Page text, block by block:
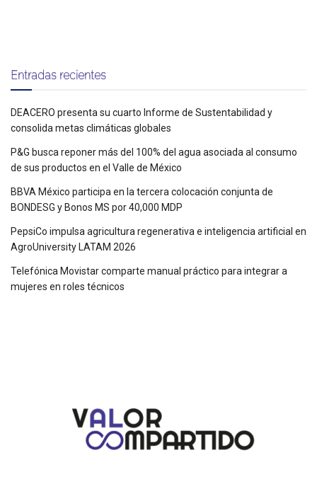
Entradas recientes
DEACERO presenta su cuarto Informe de Sustentabilidad y
consolida metas climáticas globales
P&G busca reponer más del 100% del agua asociada al consumo
de sus productos en el Valle de México
BBVA México participa en la tercera colocación conjunta de
BONDESG y Bonos MS por 40,000 MDP
PepsiCo impulsa agricultura regenerativa e inteligencia artificial en
AgroUniversity LATAM 2026
Telefónica Movistar comparte manual práctico para integrar a
mujeres en roles técnicos